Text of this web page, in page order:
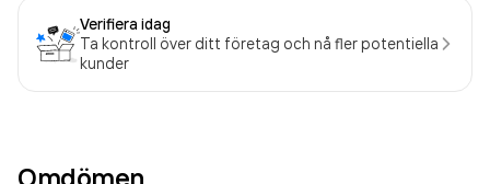
Verifiera idag
Ta kontroll över ditt företag och nå fler potentiella
kunder
Omdömen